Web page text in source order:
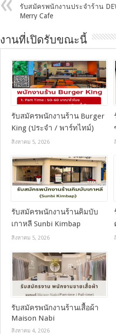
รับสมัครพนักงานประจำร้าน
Merry Cafe
งานที่เปิดรับขณะนี้
รับสมัครพนักงานร้าน Burger
King (ประจำ / พาร์ทไทม์)
สิงหาคม 5, 2026
รับสมัครพนักงานร้านคิมบับ
เกาหลี Sunbi Kimbap
สิงหาคม 5, 2026
รับสมัครพนักงานร้านเสื้อผ้า
Maison Nabi
สิงหาคม 4, 2026